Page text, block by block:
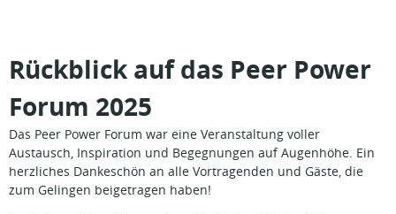
Rückblick auf das Peer Power
Forum 2025
Das Peer Power Forum war eine Veranstaltung voller
Austausch, Inspiration und Begegnungen auf Augenhöhe. Ein
herzliches Dankeschön an alle Vortragenden und Gäste, die
zum Gelingen beigetragen haben!